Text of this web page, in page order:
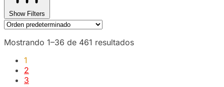
Show Filters
Mostrando 1–36 de 461 resultados
1
2
3